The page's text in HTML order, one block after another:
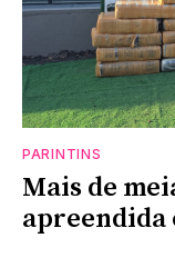
PARINTINS
Mais de